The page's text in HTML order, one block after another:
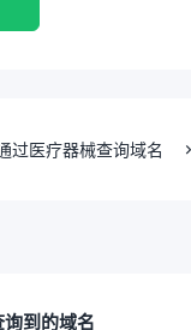
过医疗器械查询域名
到的域名